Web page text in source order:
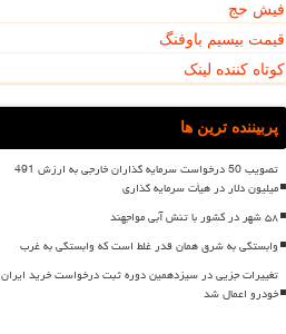
فیش حج
قیمت بیسیم باوفنگ
کوتاه کننده لینک
پربیننده ترین ها
تصویب 50 درخواست سرمایه گذاران خارجی به ارزش 491
میلیون دلار در هیأت سرمایه گذاری
۵۸ شهر در کشور با تنش آبی مواجهند
وابستگی به شرق همان قدر غلط است که وابستگی به غرب
تغییرات جزیی در سیزدهمین دوره ثبت درخواست خرید ایران
خودرو اعمال شد